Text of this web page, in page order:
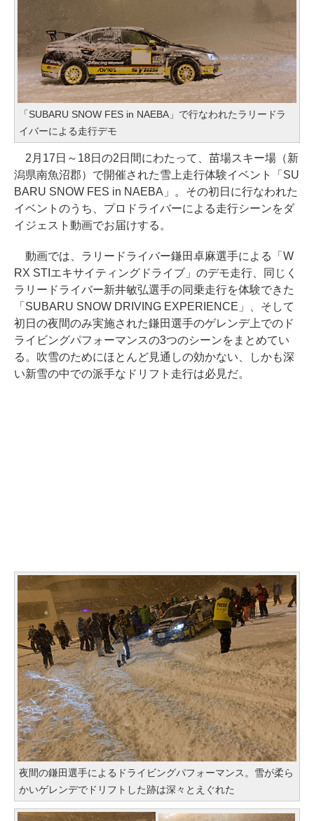
「SUBARU SNOW FES in NAEBA」で行なわれたラリードラ
イバーによる走行デモ
2月17日～18日の2日間にわたって、苗場スキー場（新
潟県南魚沼郡）で開催された雪上走行体験イベント「SU
BARU SNOW FES in NAEBA」。その初日に行なわれた
イベントのうち、プロドライバーによる走行シーンをダ
イジェスト動画でお届けする。
動画では、ラリードライバー鎌田卓麻選手による「W
RX STIエキサイティングドライブ」のデモ走行、同じく
ラリードライバー新井敏弘選手の同乗走行を体験できた
「SUBARU SNOW DRIVING EXPERIENCE」、そして
初日の夜間のみ実施された鎌田選手のゲレンデ上でのド
ライビングパフォーマンスの3つのシーンをまとめてい
る。吹雪のためにほとんど見通しの効かない、しかも深
い新雪の中での派手なドリフト走行は必見だ。
夜間の鎌田選手によるドライビングパフォーマンス。雪が柔ら
かいゲレンデでドリフトした跡は深々とえぐれた